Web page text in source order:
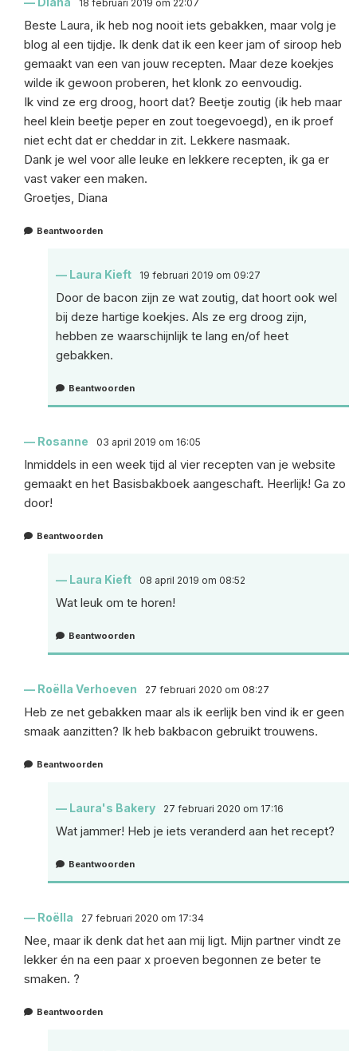
18 februari 2019 om 22:07
Beste Laura, ik heb nog nooit iets gebakken, maar volg je
blog al een tijdje. Ik denk dat ik een keer jam of siroop heb
gemaakt van een van jouw recepten. Maar deze koekjes
wilde ik gewoon proberen, het klonk zo eenvoudig.
Ik vind ze erg droog, hoort dat? Beetje zoutig (ik heb maar
heel klein beetje peper en zout toegevoegd), en ik proef
niet echt dat er cheddar in zit. Lekkere nasmaak.
Dank je wel voor alle leuke en lekkere recepten, ik ga er
vast vaker een maken.
Groetjes, Diana
Beantwoorden
Laura Kieft 19 februari 2019 om 09:27
Door de bacon zijn ze wat zoutig, dat hoort ook wel
bij deze hartige koekjes. Als ze erg droog zijn,
hebben ze waarschijnlijk te lang en/of heet
gebakken.
Beantwoorden
Rosanne 03 april 2019 om 16:05
Inmiddels in een week tijd al vier recepten van je website
gemaakt en het Basisbakboek aangeschaft. Heerlijk! Ga zo
door!
Beantwoorden
Laura Kieft 08 april 2019 om 08:52
Wat leuk om te horen!
Beantwoorden
Roëlla Verhoeven 27 februari 2020 om 08:27
Heb ze net gebakken maar als ik eerlijk ben vind ik er geen
smaak aanzitten? Ik heb bakbacon gebruikt trouwens.
Beantwoorden
Laura's Bakery 27 februari 2020 om 17:16
Wat jammer! Heb je iets veranderd aan het recept?
Beantwoorden
Roëlla 27 februari 2020 om 17:34
Nee, maar ik denk dat het aan mij ligt. Mijn partner vindt ze
lekker én na een paar x proeven begonnen ze beter te
smaken. ?
Beantwoorden